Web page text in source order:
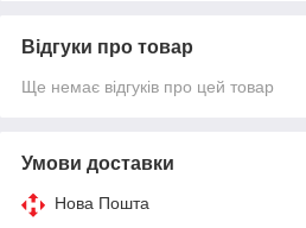
Відгуки про товар
Ще немає відгуків про цей товар
Умови доставки
Нова Пошта